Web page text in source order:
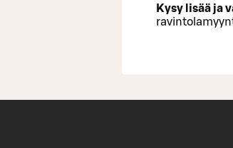
Kysy lisää ja